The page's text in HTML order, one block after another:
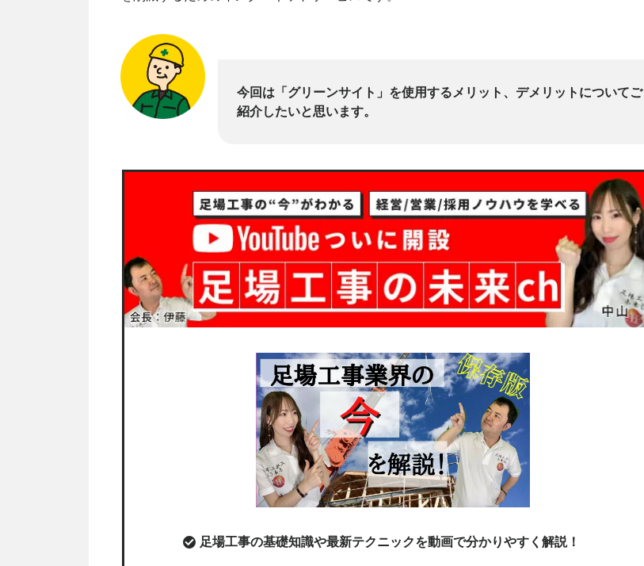
今回は「グリーンサイト」を使用するメリット、デメリットについてご
紹介したいと思います。
足場工事の基礎知識や最新テクニックを動画で分かりやすく解説！